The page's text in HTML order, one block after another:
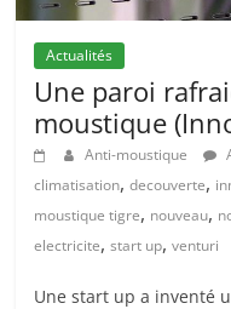
Actualités
Une paroi
moustique
Anti-moustique
climatisation,decouverte,
moustique tigre, nouveau,
electricite,start up,venturi
Une start up a inventé